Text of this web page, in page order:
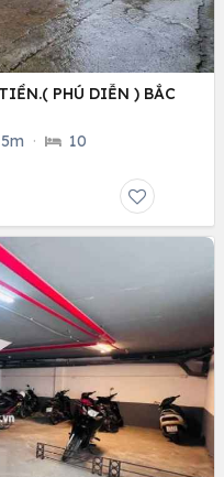
PHÚ DIỄN ) BẮC
5m · 10